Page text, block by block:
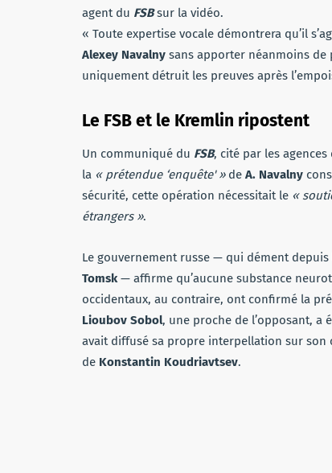
agent du FSBsur la vidéo.
« Toute expertise vocale démontrera qu’il
Alexey Navalny sans apporter néanmoins de
uniquement détruit les preuves après
Le FSB et le Kremlin ripostent
Un communiqué du FSB, cité par les
la « prétendue ‘enquête' » de A. Navalny
sécurité, cette opération nécessitait le «
étrangers ».
Le gouvernement russe — qui dément
Tomsk — affirme qu’aucune substance
occidentaux, au contraire, ont confirmé la
Lioubov Sobol, une proche de l’opposant, a
avait diffusé sa propre interpellation sur son
de Konstantin Koudriavtsev.